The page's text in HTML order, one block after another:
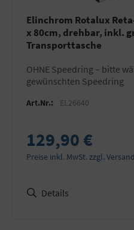
Elinchrom Rotalux
x 80cm, drehbar, inkl.
Transporttasche
OHNE Speedring – bitte wählen Sie den
gewünschten Speedring
Art.Nr.: EL26640
129,90 €
Preise inkl. MwSt. zzgl.
Details